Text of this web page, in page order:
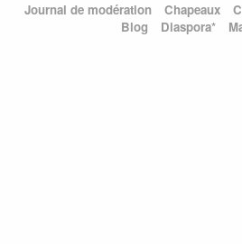
Journal de modération Chapeaux
Blog
Diaspora*